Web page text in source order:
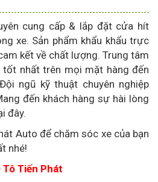
cung cấp & lắp đặt cửa hít
xe. Sản phẩm khẩu khẩu trực
kết về chất lượng. Trung tâm
nhất trên mọi mặt hàng đến
ngũ kỹ thuật chuyên nghiệp
đến khách hàng sự hài lòng
đây.
Auto để chăm sóc xe của bạn
nhé!
Tiến Phát